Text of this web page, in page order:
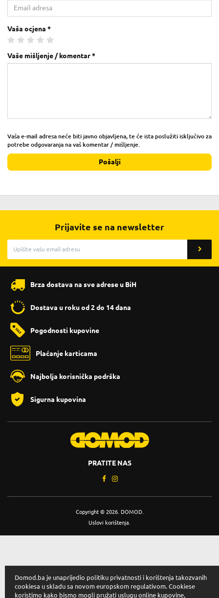
Vaša ocjena *
Vaše mišljenje / komentar *
Vaša e-mail adresa neće biti javno objavljena, te će ista poslužiti isključivo za
potrebe odgovaranja na vaš komentar / mišljenje.
Pošalji
Prijavite se na newsletter
Brza dostava na sve adrese u BiH
Dostava u roku od 2 do 14 dana
Pogodnosti kupovine
Plaćanje karticama
Najbolja korisnička podrška
Sigurna kupovina
PRATITE NAS
Copyright © 2026. DOMOD.
Uslovi korištenja
Domod.ba je unaprijedio politiku privatnosti i korištenja takozvanih
cookiesa u skladu sa novom europskom regulativom. Cookiese
koristimo kako bismo mogli pružati uslugu online kupovine,